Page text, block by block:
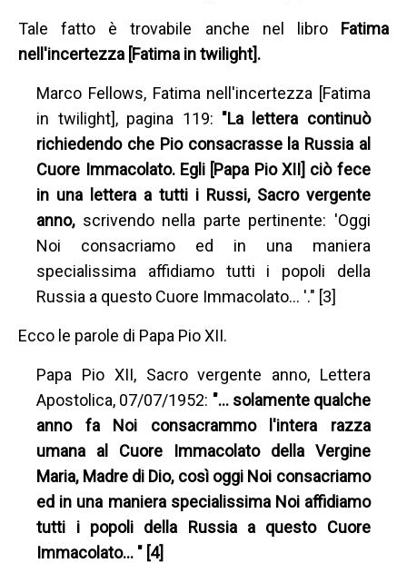
Tale fatto è trovabile anche nel libro Fatima
nell'incertezza [Fatima in twilight].
Marco Fellows, Fatima nell'incertezza [Fatima
in twilight], pagina 119: "La lettera continuò
richiedendo che Pio consacrasse la Russia al
Cuore Immacolato. Egli [Papa Pio XII] ciò fece
in una lettera a tutti i Russi, Sacro vergente
anno, scrivendo nella parte pertinente: 'Oggi
Noi consacriamo ed in una maniera
specialissima affidiamo tutti i popoli della
Russia a questo Cuore Immacolato… '." [3]
Ecco le parole di Papa Pio XII.
Papa Pio XII, Sacro vergente anno, Lettera
Apostolica, 07/07/1952: "… solamente qualche
anno fa Noi consacrammo l'intera razza
umana al Cuore Immacolato della Vergine
Maria, Madre di Dio, così oggi Noi consacriamo
ed in una maniera specialissima Noi affidiamo
tutti i popoli della Russia a questo Cuore
Immacolato… " [4]